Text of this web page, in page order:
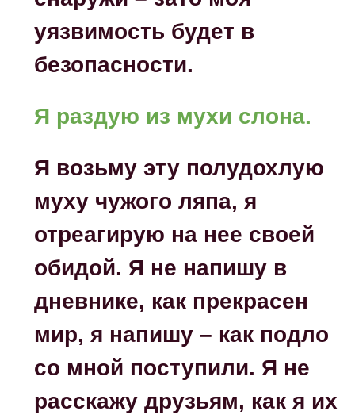
уязвимость будет в
безопасности.
Я раздую из мухи слона.
Я возьму эту полудохлую
муху чужого ляпа, я
отреагирую на нее своей
обидой. Я не напишу в
дневнике, как прекрасен
мир, я напишу – как подло
со мной поступили. Я не
расскажу друзьям, как я их